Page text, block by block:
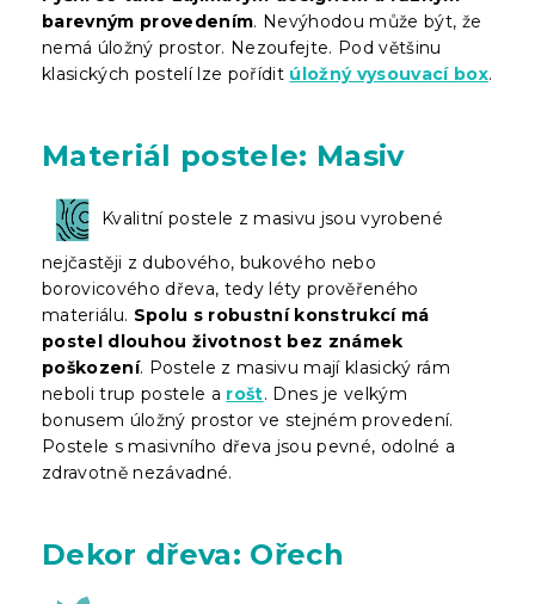
barevným provedením. Nevýhodou může být, že
nemá úložný prostor. Nezoufejte. Pod většinu
klasických postelí lze pořídit úložný vysouvací box.
Materiál postele: Masiv
Kvalitní postele z masivu jsou vyrobené
nejčastěji z dubového, bukového nebo
borovicového dřeva, tedy léty prověřeného
materiálu. Spolu s robustní konstrukcí má
postel dlouhou životnost bez známek
poškození. Postele z masivu mají klasický rám
neboli trup postele a rošt. Dnes je velkým
bonusem úložný prostor ve stejném provedení.
Postele s masivního dřeva jsou pevné, odolné a
zdravotně nezávadné.
Dekor dřeva: Ořech